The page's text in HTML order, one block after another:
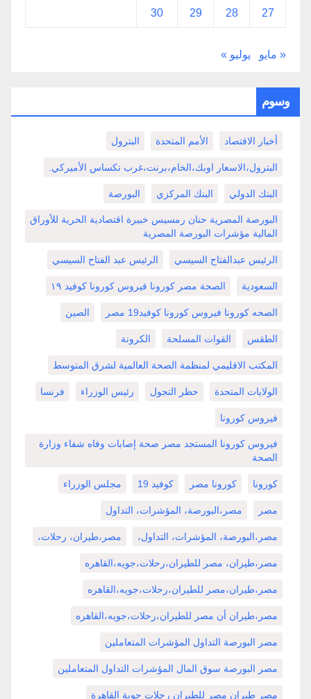
27
28
29
30
« مايو يوليو »
وسوم
أخبار الاقتصاد الأمم المتحدة البترول
البترول،الاسعار اوبك،الخام،برنت،غرب تكساس الأميركي.
البنك الدولي البنك المركزي البورصة
البورصة المصرية حنان رمسيس خبيرة اقتصادية الحرية للأوراق
المالية مؤشرات البورصة المصرية
الرئيس عبدالفتاح السيسي الرئيس عبد الفتاح السيسي
السعودية الصحة مصر كورونا فيروس كورونا كوفيد ١٩
الصحه كورونا فيروس كورونا كوفيد19 مصر الصين
الطقس القوات المسلحة الكرونة
المكتب الاقليمي لمنظمة الصحة العالمية لشرق المتوسط
الولايات المتحدة حظر التجول رئيس الوزراء فرنسا
فيروس كورونا
فيروس كورونا المستجد مصر صحة إصابات وفاه شفاء وزارة
الصحة
كورونا كورونا مصر كوفيد 19 مجلس الوزراء
مصر مصر،البورصة، المؤشرات، التداول
مصر،البورصة، المؤشرات، التداول، مصر،طيران، رحلات،
مصر،طيران، مصر للطيران،رحلات،جويه،القاهره
مصر،طيران،مصر للطيران،رحلات،جويه،القاهره
مصر،طيران أن مصر للطيران،رحلات،جويه،القاهره
مصر البورصة التداول المؤشرات المتعاملين
مصر البورصة سوق المال المؤشرات التداول المتعاملين
مصر طيران مصر للطيران رحلات جوية القاهرة